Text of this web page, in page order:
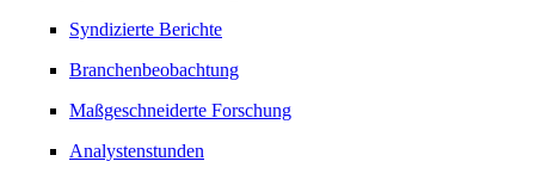
Syndizierte Berichte
Branchenbeobachtung
Maßgeschneiderte Forschung
Analystenstunden